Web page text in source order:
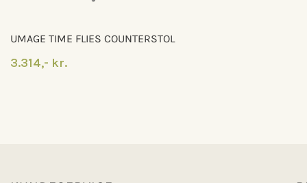
UMAGE TIME FLIES COUNTERSTOL
3.314,- kr.